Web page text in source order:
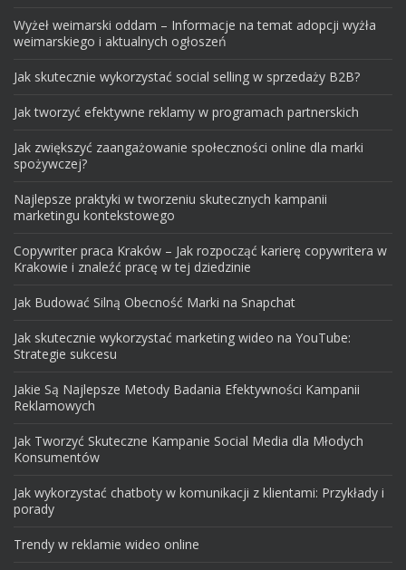
Wyżeł weimarski oddam – Informacje na temat adopcji wyżła
weimarskiego i aktualnych ogłoszeń
Jak skutecznie wykorzystać social selling w sprzedaży B2B?
Jak tworzyć efektywne reklamy w programach partnerskich
Jak zwiększyć zaangażowanie społeczności online dla marki
spożywczej?
Najlepsze praktyki w tworzeniu skutecznych kampanii
marketingu kontekstowego
Copywriter praca Kraków – Jak rozpocząć karierę copywritera w
Krakowie i znaleźć pracę w tej dziedzinie
Jak Budować Silną Obecność Marki na Snapchat
Jak skutecznie wykorzystać marketing wideo na YouTube:
Strategie sukcesu
Jakie Są Najlepsze Metody Badania Efektywności Kampanii
Reklamowych
Jak Tworzyć Skuteczne Kampanie Social Media dla Młodych
Konsumentów
Jak wykorzystać chatboty w komunikacji z klientami: Przykłady i
porady
Trendy w reklamie wideo online